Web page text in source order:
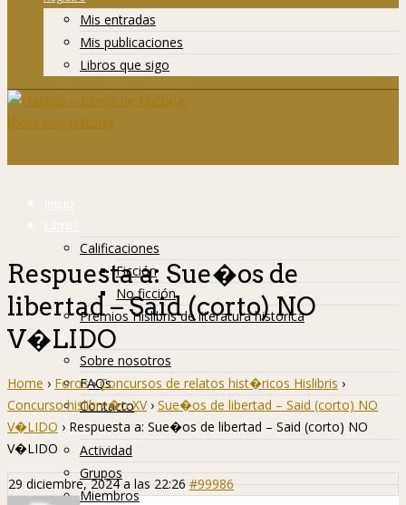
Mis entradas
Mis publicaciones
Libros que sigo
Inicio
Libros
Calificaciones
Ficción
No ficción
Premios Hislibris de literatura histórica
Info
Sobre nosotros
FAQs
Contacto
Hislibreños
Actividad
Grupos
Miembros
Respuesta a: Sue�os de
libertad – Said (corto) NO
V�LIDO
Home › Foros › Concursos de relatos hist�ricos Hislibris ›
Concurso hislibre�o XV › Sue�os de libertad – Said (corto) NO
V�LIDO › Respuesta a: Sue�os de libertad – Said (corto) NO
V�LIDO
29 diciembre, 2024 a las 22:26 #99986